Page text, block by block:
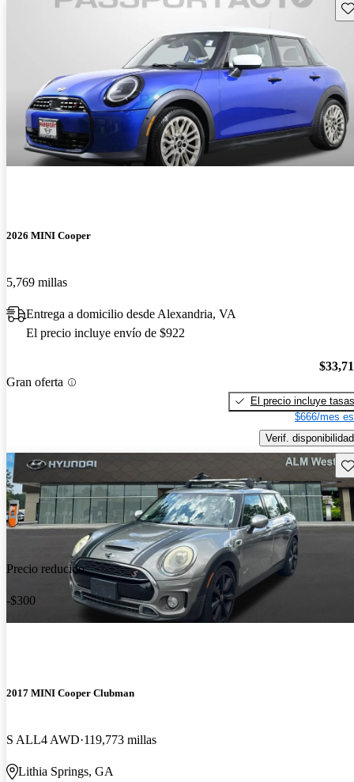
2026 MINI Cooper
5,769 millas
Entrega a domicilio desde Alexandria, VA
El precio incluye envío de $922
Gran oferta
El precio incluye tasas
$666/mes
Verif. disponibilidad
Precio reducido
-$300
2017 MINI Cooper Clubman
S ALL4 AWD 119,773 millas
Lithia Springs, GA